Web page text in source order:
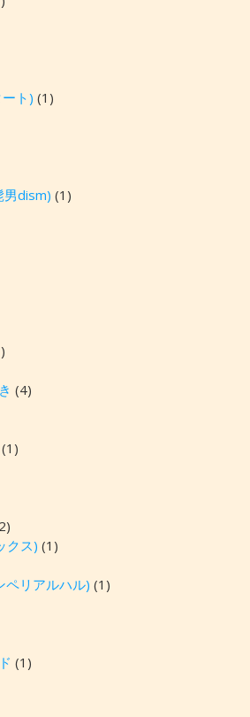
ト) (1)
男dism) (1)
(4)
クス) (1)
ペリアルハル) (1)
(1)